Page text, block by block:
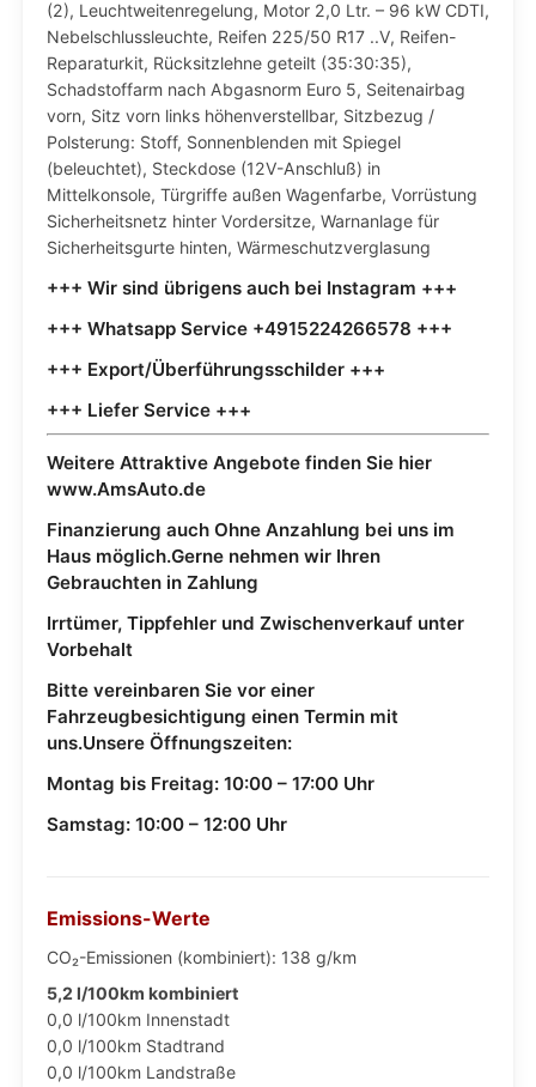
(2), Leuchtweitenregelung, Motor 2,0 Ltr. – 96 kW CDTI,
Nebelschlussleuchte, Reifen 225/50 R17 ..V, Reifen-
Reparaturkit, Rücksitzlehne geteilt (35:30:35),
Schadstoffarm nach Abgasnorm Euro 5, Seitenairbag
vorn, Sitz vorn links höhenverstellbar, Sitzbezug /
Polsterung: Stoff, Sonnenblenden mit Spiegel
(beleuchtet), Steckdose (12V-Anschluß) in
Mittelkonsole, Türgriffe außen Wagenfarbe, Vorrüstung
Sicherheitsnetz hinter Vordersitze, Warnanlage für
Sicherheitsgurte hinten, Wärmeschutzverglasung
+++ Wir sind übrigens auch bei Instagram +++
+++ Whatsapp Service +4915224266578 +++
+++ Export/Überführungsschilder +++
+++ Liefer Service +++
Weitere Attraktive Angebote finden Sie hier
www.AmsAuto.de
Finanzierung auch Ohne Anzahlung bei uns im
Haus möglich.Gerne nehmen wir Ihren
Gebrauchten in Zahlung
Irrtümer, Tippfehler und Zwischenverkauf unter
Vorbehalt
Bitte vereinbaren Sie vor einer
Fahrzeugbesichtigung einen Termin mit
uns.Unsere Öffnungszeiten:
Montag bis Freitag: 10:00 – 17:00 Uhr
Samstag: 10:00 – 12:00 Uhr
Emissions-Werte
CO₂-Emissionen (kombiniert): 138 g/km
5,2 l/100km kombiniert
0,0 l/100km Innenstadt
0,0 l/100km Stadtrand
0,0 l/100km Landstraße